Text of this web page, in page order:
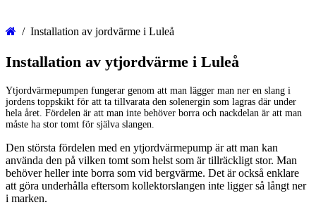
Installation av jordvärme i Luleå
Installation av ytjordvärme i Luleå
Ytjordvärmepumpen fungerar genom att man lägger man ner en slang i
jordens toppskikt för att ta tillvarata den solenergin som lagras där under
hela året. Fördelen är att man inte behöver borra och nackdelan är att man
måste ha stor tomt för själva slangen.
Den största fördelen med en ytjordvärmepump är att man kan
använda den på vilken tomt som helst som är tillräckligt stor. Man
behöver heller inte borra som vid bergvärme. Det är också enklare
att göra underhålla eftersom kollektorslangen inte ligger så långt ner
i marken.